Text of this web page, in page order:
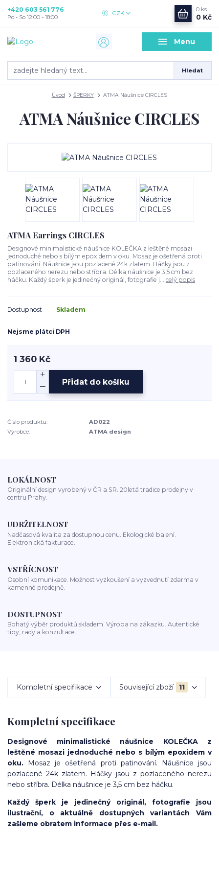
Menu
CZK
Hledat
+420 603 561 776
Po - So 12:00 - 18:00
0 ks
0 Kč
Úvod ŠPERKY ATMA Náušnice CIRCLES
ATMA Náušnice CIRCLES
ATMA Earrings CIRCLES
Designové minimalistické náušnice KOLEČKA z leštěné mosazi
jednoduché nebo s bílým epoxidem v oku. Mosaz je ošetřená proti
patinování. Náušnice jsou pozlacené 24k zlatem. Háčky jsou z
pozlaceného nerezu nebo stříbra. Délka náušnice je 3,5 cm bez
háčku. Každý šperk je jedinečný originál, fotografie j... celý popis
Dostupnost Skladem
Nejsme plátci DPH
1 360 Kč
Přidat do košíku
Číslo produktu:
AD022
Výrobce:
ATMA design
LOKÁLNOST
Originální design vyrobený v ČR a SR. 20letá tradice prodejny v
centru Prahy.
UDRŽITELNOST
Nadčasová kvalita za dostupnou cenu. Ekologické balení.
Elektronická fakturace.
VSTŘÍCNOST
Osobní komunikace. Možnost vyzkoušení a vyzvednutí zdarma v
kamenné prodejně.
DOSTUPNOST
Bohatý výběr produktů skladem. Výroba na zákazku. Autentické
tipy, rady a konzultace.
Kompletní specifikace Související zboží 11
Kompletní specifikace
Designové minimalistické náušnice KOLEČKA z
leštěné mosazi jednoduché nebo s bílým epoxidem v
oku. Mosaz je ošetřená proti patinování. Náušnice jsou
pozlacené 24k zlatem. Háčky jsou z pozlaceného nerezu
nebo stříbra. Délka náušnice je 3,5 cm bez háčku.
Každý šperk je jedinečný originál, fotografie jsou
ilustrační, o aktuálně dostupných variantách Vám
zašleme obratem informace přes e-mail.